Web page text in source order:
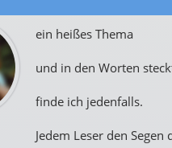
ein heißes Thema
und in den Worten
finde ich jedenfalls.
Jedem Leser den